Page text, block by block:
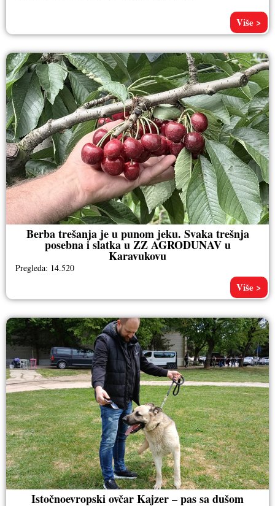
Više >
Berba trešanja je u punom jeku. Svaka trešnja
posebna i slatka u ZZ AGRODUNAV u
Karavukovu
Pregleda: 14.520
Više >
Istočnoevropski ovčar Kajzer – pas sa dušom